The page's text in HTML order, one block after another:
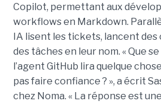
Copilot, permettant aux
workflows en Markdown.
IA lisent les tickets, lancent
des tâches en leur nom. « Que
l’agent GitHub lira quelque
pas faire confiance ? », a écrit
chez Noma. « La réponse est